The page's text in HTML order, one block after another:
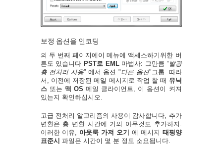
보정 옵션을 인코딩
의 두 번째 페이지에이 메뉴에 액세스하기위한 버
튼도 있습니다 PST로 EML마법사: 그만큼 “발광
층 전처리 사용” 에서 옵션 "다른 옵션"그룹. 따라
서, 이전에 저장된 메일 메시지로 작업 할 때 유닉
스또는 맥 OS 메일 클라이언트, 이 옵션이 켜져
있는지 확인하십시오.
고급 전처리 알고리즘의 사용이 감사합니다, 추가
변환은 총 변환 시간에 거의 아무것도 추가하지.
이러한 이유, 아웃룩 가져 오기 에 메시지 태평양
표준시 파일은 시간이 몇 분 정도 소요됩니다.